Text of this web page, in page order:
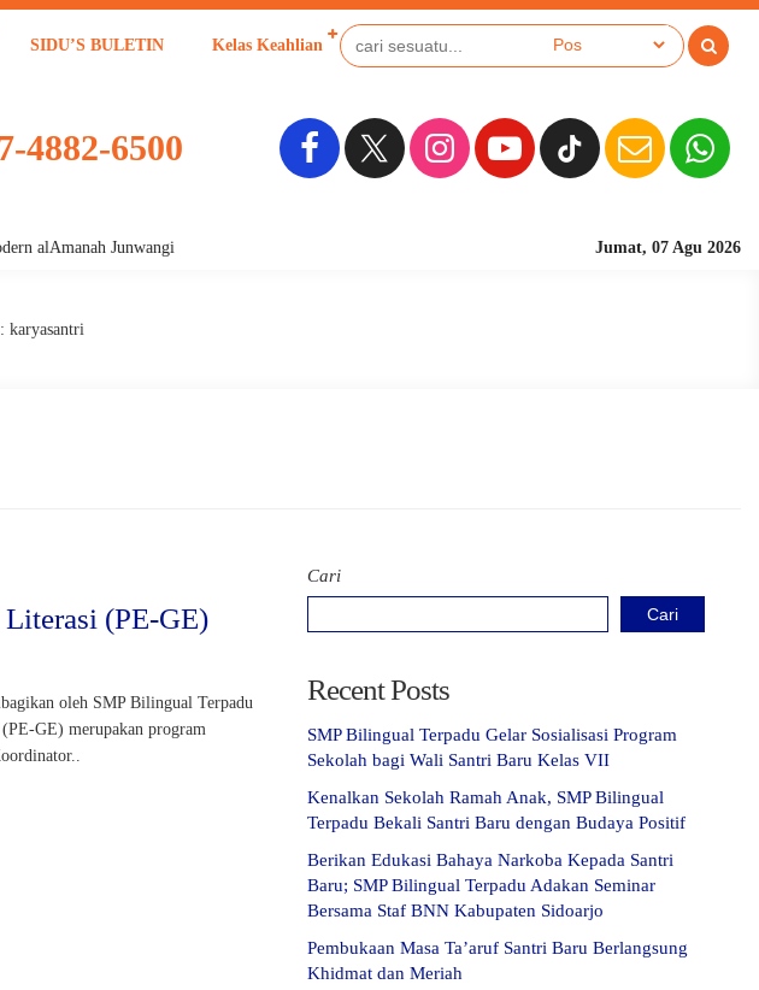
SIDU’S BULETIN Kelas Keahlian
4882-6500
Jumat, 07 Agu 2026
Sekolah Berbasis
Junwangi
karyasantri
Literasi (PE-GE)
oleh SMP Bilingual Terpadu
GE) merupakan program
Cari
Cari
Recent Posts
SMP Bilingual Terpadu Gelar Sosialisasi Program
Sekolah bagi Wali Santri Baru Kelas VII
Kenalkan Sekolah Ramah Anak, SMP Bilingual
Terpadu Bekali Santri Baru dengan Budaya Positif
Berikan Edukasi Bahaya Narkoba Kepada Santri
Baru; SMP Bilingual Terpadu Adakan Seminar
Bersama Staf BNN Kabupaten Sidoarjo
Pembukaan Masa Ta’aruf Santri Baru Berlangsung
Khidmat dan Meriah